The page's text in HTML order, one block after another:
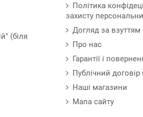
(біля
Політика
захисту
Догляд за взуттям
Про нас
Гарантії і
Публічний договір
Наші магазини
Мапа сайту